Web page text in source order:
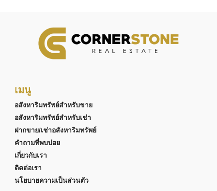
เมนู
อสังหาริมทรัพย์สำหรับขาย
อสังหาริมทรัพย์สำหรับเช่า
ฝากขาย/เช่าอสังหาริมทรัพย์
คำถามที่พบบ่อย
เกี่ยวกับเรา
ติดต่อเรา
นโยบายความเป็นส่วนตัว